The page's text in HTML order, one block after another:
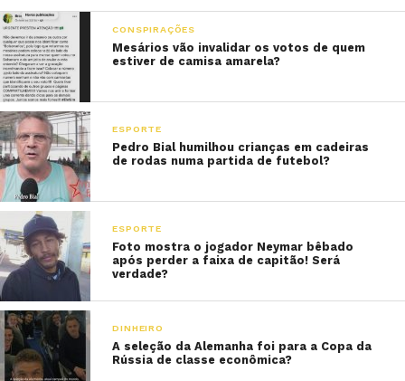
CONSPIRAÇÕES
Mesários vão invalidar os votos de quem
estiver de camisa amarela?
ESPORTE
Pedro Bial humilhou crianças em cadeiras
de rodas numa partida de futebol?
ESPORTE
Foto mostra o jogador Neymar bêbado
após perder a faixa de capitão! Será
verdade?
DINHEIRO
A seleção da Alemanha foi para a Copa da
Rússia de classe econômica?